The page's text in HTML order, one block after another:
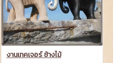
งานเทคเจอร์ ช้างไม้